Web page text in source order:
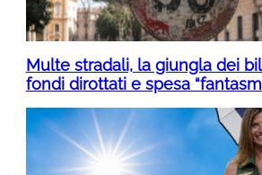
Multe stradali, la giungla dei
fondi dirottati e spesa